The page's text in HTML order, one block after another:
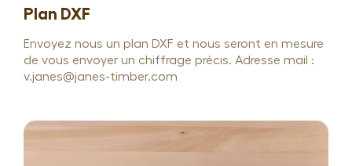
Plan DXF
Envoyez nous un plan DXF et nous seront en mesure
de vous envoyer un chiffrage précis. Adresse mail :
v.janes@janes-timber.com